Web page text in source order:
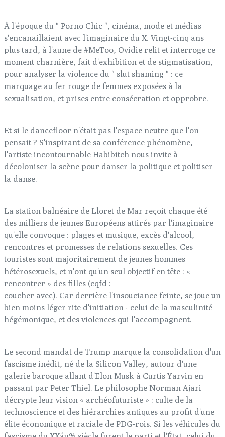
À l'époque du " Porno Chic ", cinéma, mode et médias
s'encanaillaient avec l'imaginaire du X. Vingt-cinq ans
plus tard, à l'aune de #MeToo, Ovidie relit et interroge ce
moment charnière, fait d'exhibition et de stigmatisation,
pour analyser la violence du " slut shaming " : ce
marquage au fer rouge de femmes exposées à la
sexualisation, et prises entre consécration et opprobre.
Et si le dancefloor n'était pas l'espace neutre que l'on
pensait ? S'inspirant de sa conférence phénomène,
l'artiste incontournable Habibitch nous invite à
décoloniser la scène pour danser la politique et politiser
la danse.
La station balnéaire de Lloret de Mar reçoit chaque été
des milliers de jeunes Européens attirés par l'imaginaire
qu'elle convoque : plages et musique, excès d'alcool,
rencontres et promesses de relations sexuelles. Ces
touristes sont majoritairement de jeunes hommes
hétérosexuels, et n'ont qu'un seul objectif en tête : «
rencontrer » des filles (cqfd :
coucher avec). Car derrière l'insouciance feinte, se joue un
bien moins léger rite d'initiation - celui de la masculinité
hégémonique, et des violences qui l'accompagnent.
Le second mandat de Trump marque la consolidation d'un
fascisme inédit, né de la Silicon Valley, autour d'une
galerie baroque allant d'Elon Musk à Curtis Yarvin en
passant par Peter Thiel. Le philosophe Norman Ajari
décrypte leur vision « archéofuturiste » : culte de la
technoscience et des hiérarchies antiques au profit d'une
élite économique et raciale de PDG-rois. Si les véhicules du